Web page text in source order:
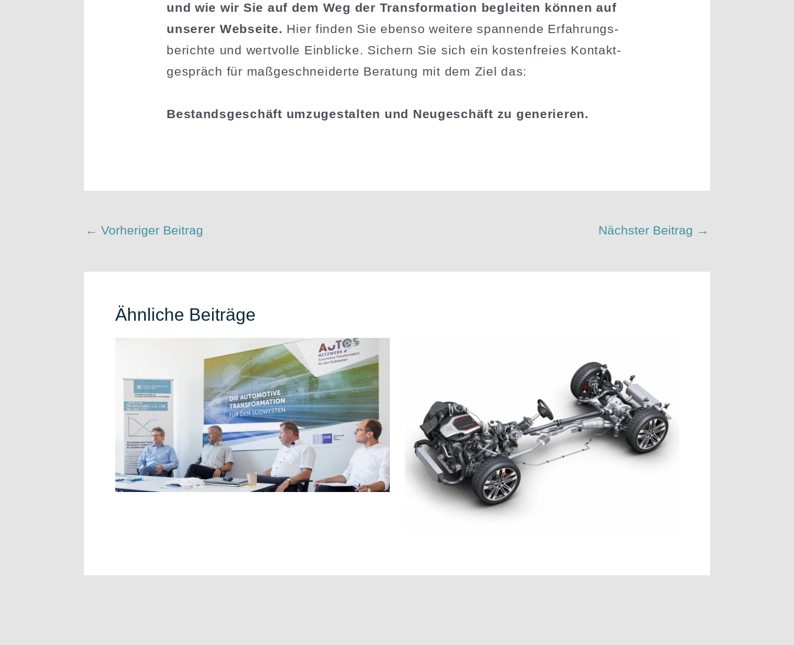
und wie wir Sie auf dem Weg der Trans­for­mation begleiten können auf
unserer Webseite. Hier finden Sie ebenso weitere spannende Erfah­rungs­
be­richte und wertvolle Einblicke. Sichern Sie sich ein kosten­freies Kontakt­
ge­spräch für maßge­schnei­derte Beratung mit dem Ziel das:
Bestands­ge­schäft umzuge­stalten und Neuge­schäft zu generieren.
← Vorheriger Beitrag Nächster Beitrag →
Ähnliche Beiträge